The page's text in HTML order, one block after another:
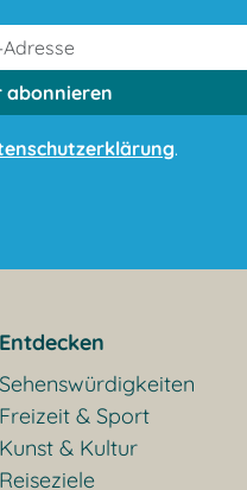
abonnieren
.
Entdecken
Sehenswürdigkeiten
Freizeit & Sport
Kunst & Kultur
Reiseziele